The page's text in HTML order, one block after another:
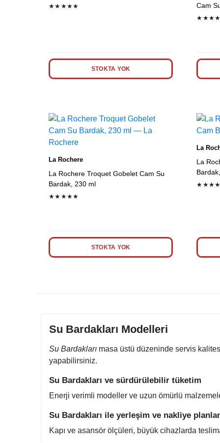
★★★★★
STOKTA YOK
Cam
La Rochere
La Rochere Troquet Gobelet Cam Su
Bardak, 230 ml
★★★★★
STOKTA YOK
La
La
Su Bardakları Modelleri
Su Bardakları masa üstü düzeninde servis
yapabilirsiniz.
Su Bardakları ve sürdürülebilir tüketim
Enerji verimli modeller ve uzun ömürlü
Su Bardakları ile yerleşim ve nakliye
Kapı ve asansör ölçüleri, büyük cihazlarda